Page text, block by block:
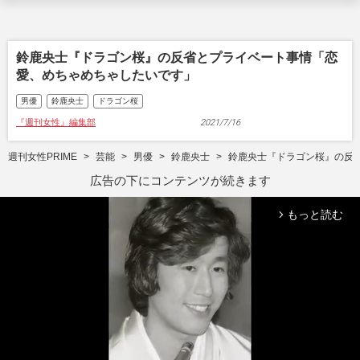
鈴鹿央士『ドラゴン桜』の反省とプライベート事情「恋
愛、めちゃめちゃしたいです」
男優 鈴鹿央士 ドラゴン桜
『週刊女性』編集部 2021/7/16
週刊女性PRIME 芸能 男優 鈴鹿央士 鈴鹿央士『ドラゴン桜』の反
広告の下にコンテンツが続きます
arrow_forward_ios もっと読む